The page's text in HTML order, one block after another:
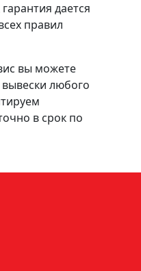
дается
правил
вы можете
любого
в срок по